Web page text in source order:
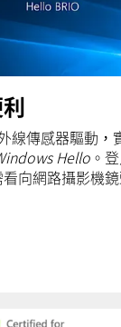
線傳感器驅動，
Hello 。
向網路攝影機